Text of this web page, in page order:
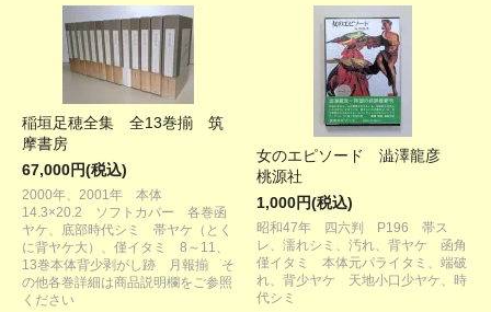
稲垣足穂全集 全13巻揃 筑
摩書房
67,000円(税込)
2000年、2001年 本体
14.3×20.2 ソフトカバー 各巻函
ヤケ、底部時代シミ 帯ヤケ（とく
に背ヤケ大）、僅イタミ 8～11、
13巻本体背少剥がし跡 月報揃 そ
の他各巻詳細は商品説明欄をご参照
ください
女のエピソード 澁澤龍彦
桃源社
1,000円(税込)
昭和47年 四六判 P196 帯ス
レ、濡れシミ、汚れ、背ヤケ 函角
僅イタミ 本体元パライタミ、端破
れ、背少ヤケ 天地小口少ヤケ、時
代シミ